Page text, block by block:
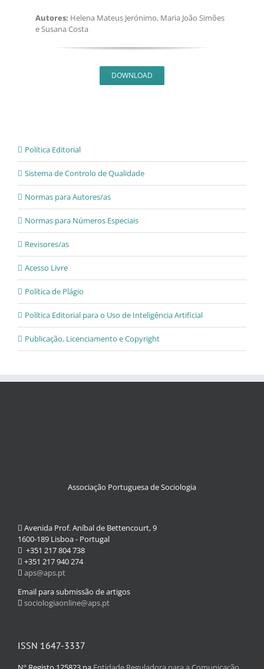
Autores: Helena Mateus Jerónimo, Maria João Simões
e Susana Costa
DOWNLOAD
Política Editorial
Sistema de Controlo de Qualidade
Normas para Autores/as
Normas para Números Especiais
Revisores/as
Acesso Livre
Política de Plágio
Política Editorial para o Uso de Inteligência Artificial
Publicação, Licenciamento e Copyright
Associação Portuguesa de Sociologia
Avenida Prof. Aníbal de Bettencourt, 9
1600-189 Lisboa - Portugal
+351 217 804 738
+351 217 940 274
aps@aps.pt
Email para submissão de artigos
sociologiaonline@aps.pt
ISSN 1647-3337